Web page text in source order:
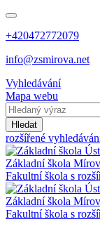
+420472772079
info@zsmirova.net
Vyhledávání
Mapa webu
Hledat
rozšířené
Základní škola
Fakultní škola s
Základní škola
Fakultní škola s